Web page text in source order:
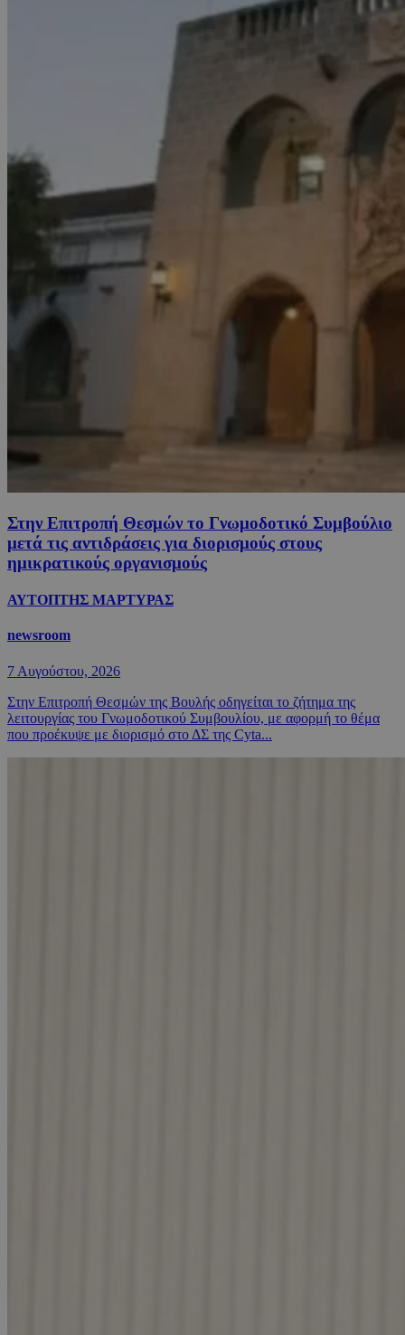
Στην Επιτροπή Θεσμών το Γνωμοδοτικό Συμβούλιο
μετά τις αντιδράσεις για διορισμούς στους
ημικρατικούς οργανισμούς
ΑΥΤΟΠΤΗΣ ΜΑΡΤΥΡΑΣ
newsroom
7 Αυγούστου, 2026
Στην Επιτροπή Θεσμών της Βουλής οδηγείται το ζήτημα της
λειτουργίας του Γνωμοδοτικού Συμβουλίου, με αφορμή το θέμα
που προέκυψε με διορισμό στο ΔΣ της Cyta...